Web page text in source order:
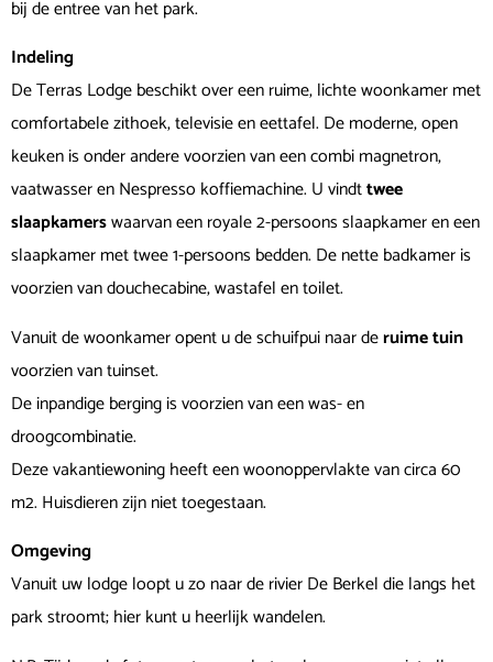
bij de entree van het park.
Indeling
De Terras Lodge beschikt over een ruime, lichte woonkamer met
comfortabele zithoek, televisie en eettafel. De moderne, open
keuken is onder andere voorzien van een combi magnetron,
vaatwasser en Nespresso koffiemachine. U vindttwee
slaapkamerswaarvan een royale 2-persoons slaapkamer en een
slaapkamer met twee 1-persoons bedden. De nette badkamer is
voorzien van douchecabine, wastafel en toilet.
Vanuit de woonkamer opent u de schuifpui naar deruime tuin
voorzien van tuinset.
De inpandige berging is voorzien van een was- en
droogcombinatie.
Deze vakantiewoning heeft een woonoppervlakte van circa 60
m2. Huisdieren zijn niet toegestaan.
Omgeving
Vanuit uw lodge loopt u zo naar de rivier De Berkel die langs het
park stroomt; hier kunt u heerlijk wandelen.